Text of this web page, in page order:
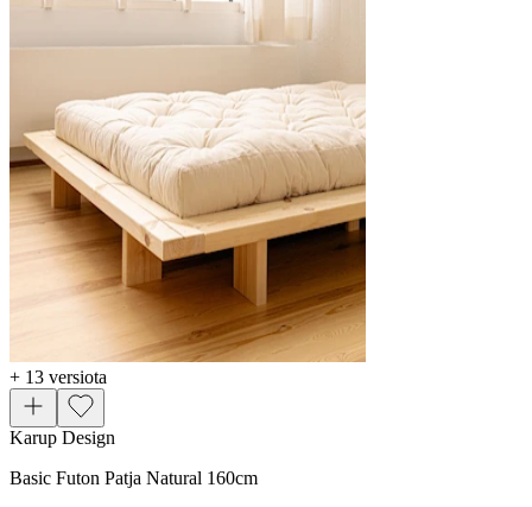
+ 13 versiota
Karup Design
Basic Futon Patja Natural 160cm